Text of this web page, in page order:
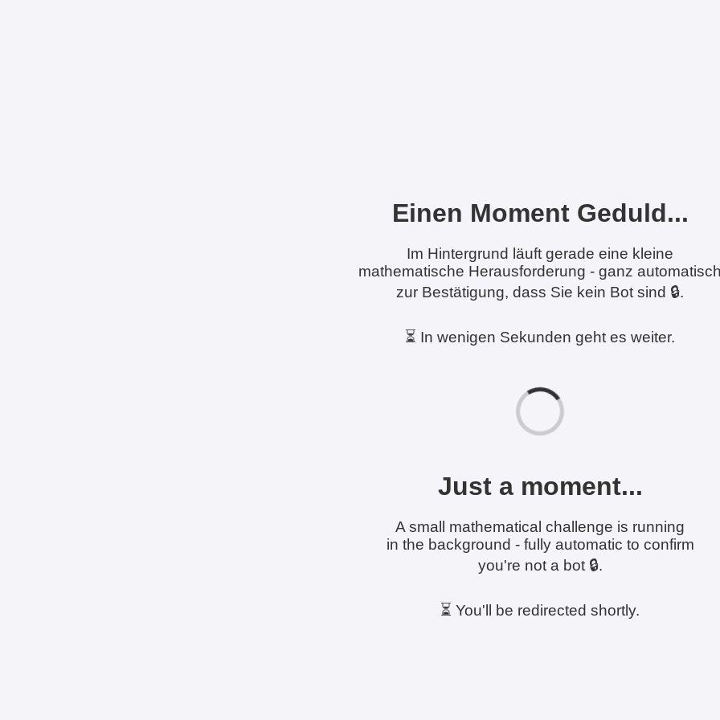
Einen Moment Geduld...
Im Hintergrund läuft gerade eine kleine
mathematische Herausforderung - ganz
zur Bestätigung, dass Sie kein Bot sind 🔒.
⏳ In wenigen Sekunden geht es weiter.
Just a moment...
A small mathematical challenge is running
in the background - fully automatic to confirm
you're not a bot 🔒.
⏳ You'll be redirected shortly.